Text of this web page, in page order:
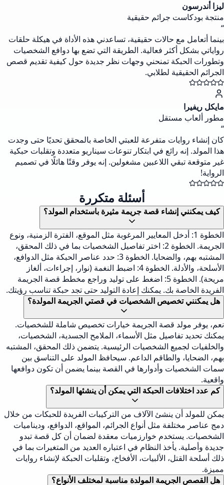
ليزا أندرسون
منتجة بودكاست جرائم حقيقية
“
بينما أتعامل مع حالات حقيقية، تساعدني هذه الأداة في هيكلة حلقات
رواياتي بشكل أكثر فعالية. الطريقة التي تضع بها دوافع الشخصيات
وتطورات الحبكة تمنحني وجهات نظر جديدة حول كيفية تقديم قصص
الجرائم الحقيقية لطلابي.
مايكل ريفيرا
مطور ألعاب مستقل
“
كان إنشاء روايات متفرعة للعبتي الخاصة بالمحقق تحديًا حتى وجدت
هذا المولد. إنه رائع في ابتكار تنوعات سيناريو متعددة وتقلبات حبكية
غير متوقعة تبقي اللاعبين مشغولين. إنه يوفر وقتًا هائلًا في تصميم
الرواية!
أسئلة متكررة
كيف يمكنني إنشاء قصة جريمة مثيرة باستخدام المولد؟
الخطوة 1: أدخل المعايير المرغوبة مثل الموقع، الفترة الزمنية، ونوع
الجريمة. الخطوة 2: اختر تفاصيل الشخصيات بما في ذلك المحقق،
المشتبه بهم، والضحايا. الخطوة 3: حدد عناصر الحبكة مثل الدوافع،
الأسلحة، والأدلة. الخطوة 4: اضبط النغمة (نوار، إجراءات، ألغاز
مريحة). الخطوة 5: اضغط على توليد وراجع مخطط قصة الجريمة
الفريدة الخاصة بك. يمكنك إعادة التوليد حتى تجد حبكة تناسب رؤيتك.
هل يمكنني تخصيص الشخصيات في قصتي الجريمة المولدة؟
نعم، يوفر مولد قصة الجريمة خيارات تخصيص شاملة للشخصيات.
يمكنك تحديد تفاصيل مثل الأسماء، الملامح الجسدية، الشخصيات،
والخلفيات لجميع الشخصيات الرئيسية. يتضمن ذلك المحقق، المشتبه
بهم، الضحايا، والطاقم الداعم. سيحافظ المولد على التناسق بين
سمات الشخصيات وأدوارها في القصة بينما يضمن أن تكون دوافعها
واقعية.
كم عدد اختلافات الحبكة التي يمكن أن ينشئها المولد؟
يمكن للمولد أن ينشئ الآلاف من التركيبات الفريدة للحبكات من خلال
دمج عناصر مختلفة مثل أنواع الجرائم، المواقع، الدوافع، وديناميات
الشخصيات. يستخدم خوارزميات معقدة لضمان أن كل قصة تبدو
جديدة وأصلية. يأخذ النظام في اعتباره العديد من المتغيرات بما في
ذلك أسلحة القتل، الألبيات، الأفخاخ، وتقلبات الحبكة لإنشاء روايات
مميزة.
هل القصص الجريمة المولدة مناسبة لمختلف الأنواع؟